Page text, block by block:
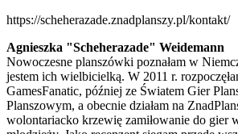
https://scheherazade.znadplanszy.pl/kontakt/
Agnieszka "Scheherazade" Weidemann
Nowoczesne planszówki poznałam w
jestem ich wielbicielką. W 2011 r.
GamesFanatic, później ze Światem Gier
Planszowym, a obecnie działam na
wolontariacko krzewię zamiłowanie do gier